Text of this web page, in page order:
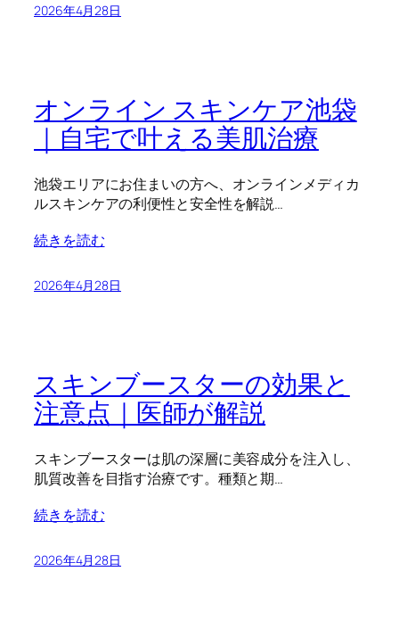
2026年4月28日
オンライン スキンケア池袋
｜自宅で叶える美肌治療
池袋エリアにお住まいの方へ、オンラインメディカ
ルスキンケアの利便性と安全性を解説…
続きを読む
2026年4月28日
スキンブースターの効果と
注意点｜医師が解説
スキンブースターは肌の深層に美容成分を注入し、
肌質改善を目指す治療です。種類と期…
続きを読む
2026年4月28日